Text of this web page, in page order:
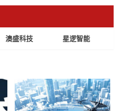
澳盛科技 星逻智能